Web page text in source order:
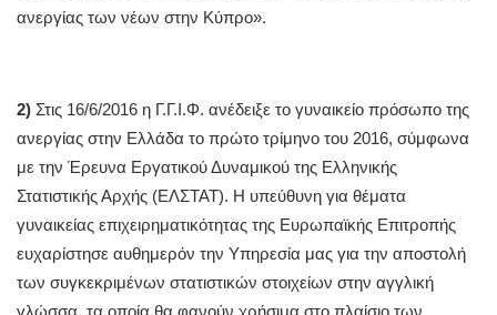
ανεργίας των νέων στην Κύπρο».
2) Στις 16/6/2016 η Γ.Γ.Ι.Φ. ανέδειξε το γυναικείο πρόσωπο της
ανεργίας στην Ελλάδα το πρώτο τρίμηνο του 2016, σύμφωνα
με την Έρευνα Εργατικού Δυναμικού της Ελληνικής
Στατιστικής Αρχής (ΕΛΣΤΑΤ). Η υπεύθυνη για θέματα
γυναικείας επιχειρηματικότητας της Ευρωπαϊκής Επιτροπής
ευχαρίστησε αυθημερόν την Υπηρεσία μας για την αποστολή
των συγκεκριμένων στατιστικών στοιχείων στην αγγλική
γλώσσα, τα οποία θα φανούν χρήσιμα στο πλαίσιο των